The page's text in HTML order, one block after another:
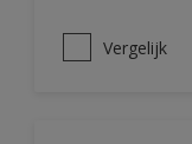
Vergelijk